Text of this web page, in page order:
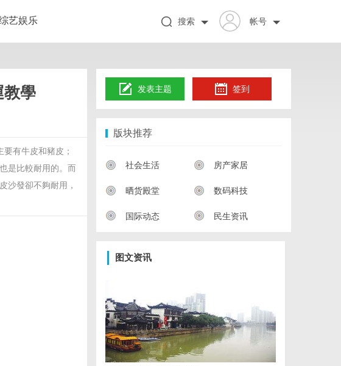
艺娱乐 帐号
搜索
教學
有牛皮和豬皮；
是比較耐用的。而
沙發卻不夠耐用，
发表主题 签到
版块推荐
社会生活 房产家居
晒货殿堂 数码科技
国际动态 民生资讯
图文资讯